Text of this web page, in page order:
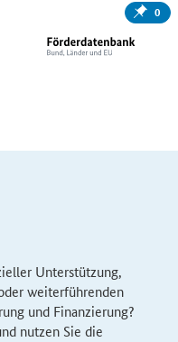
0
Unterstützung,
weiterführenden
und Finanzierung?
nutzen Sie die